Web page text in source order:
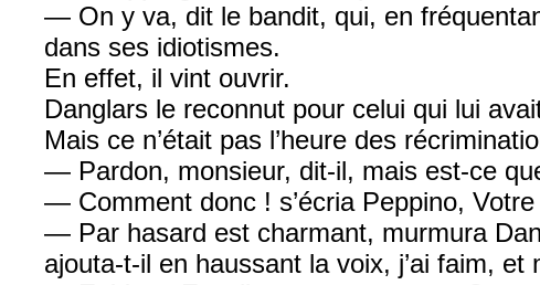
— On y va, dit le bandit, qui, en
dans ses idiotismes.
En effet, il vint ouvrir.
Danglars le reconnut pour celui qui lui
Mais ce n’était pas l’heure des
— Pardon, monsieur, dit-il, mais est-ce
— Comment donc ! s’écria Peppino,
— Par hasard est charmant, murmura
ajouta-t-il en haussant la voix, j’ai faim, et